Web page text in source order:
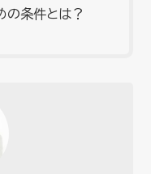
の条件とは？